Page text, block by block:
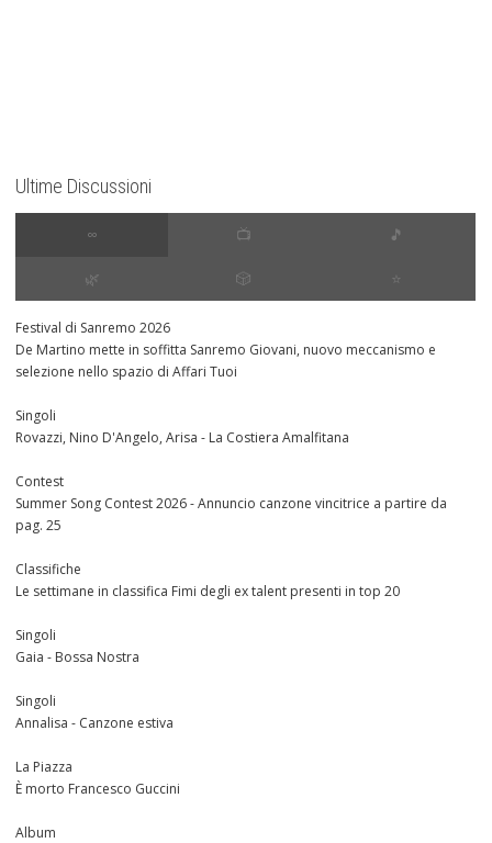
Ultime Discussioni
∞ 📺 🎵
🌿 🎲 ⭐️
Festival di Sanremo 2026
De Martino mette in soffitta Sanremo Giovani, nuovo meccanismo e
selezione nello spazio di Affari Tuoi
Singoli
Rovazzi, Nino D'Angelo, Arisa - La Costiera Amalfitana
Contest
Summer Song Contest 2026 - Annuncio canzone vincitrice a partire da
pag. 25
Classifiche
Le settimane in classifica Fimi degli ex talent presenti in top 20
Singoli
Gaia - Bossa Nostra
Singoli
Annalisa - Canzone estiva
La Piazza
È morto Francesco Guccini
Album